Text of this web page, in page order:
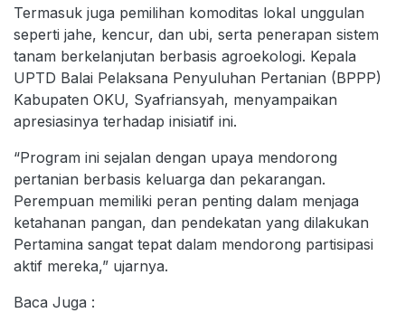
Termasuk juga pemilihan komoditas lokal unggulan
seperti jahe, kencur, dan ubi, serta penerapan sistem
tanam berkelanjutan berbasis agroekologi. Kepala
UPTD Balai Pelaksana Penyuluhan Pertanian (BPPP)
Kabupaten OKU, Syafriansyah, menyampaikan
apresiasinya terhadap inisiatif ini.
“Program ini sejalan dengan upaya mendorong
pertanian berbasis keluarga dan pekarangan.
Perempuan memiliki peran penting dalam menjaga
ketahanan pangan, dan pendekatan yang dilakukan
Pertamina sangat tepat dalam mendorong partisipasi
aktif mereka,” ujarnya.
Baca Juga :